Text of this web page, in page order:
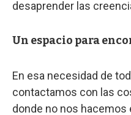
desaprender las
Un espacio para
En esa necesidad de
contactamos con las
donde no nos hacemos